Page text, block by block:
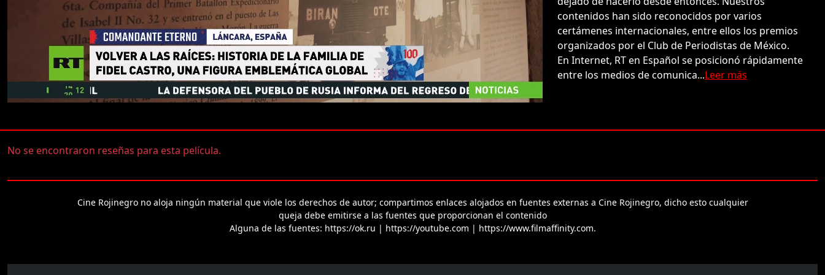
contenidos han sido reconocidos por varios
certámenes internacionales, entre ellos los premios
organizados por el Club de Periodistas de México.
En Internet, RT en Español se posicionó rápidamente
entre los medios de comunica...Leer más
No se encontraron reseñas para esta película.
Cine Rojinegro no aloja ningún material que viole los derechos de autor; compartimos enlaces alojados en fuentes externas a Cine Rojinegro, dicho esto cualquier
queja debe emitirse a las fuentes que proporcionan el contenido
Alguna de las fuentes: https://ok.ru | https://youtube.com | https://www.filmaffinity.com.